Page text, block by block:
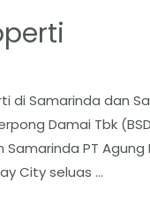
di Samarinda dan
Damai Tbk
PT Agung
City seluas …